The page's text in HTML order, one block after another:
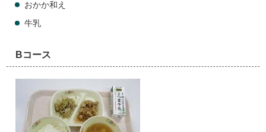
おかか和え
牛乳
Bコース